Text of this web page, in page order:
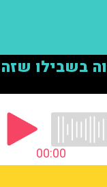
בשבילו שזה
00:00